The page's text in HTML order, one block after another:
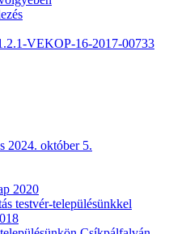
VEKOP-16-2017-00733
2024. október 5.
2020
testvér-településünkkel